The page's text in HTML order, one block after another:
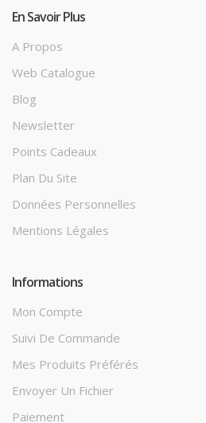
En Savoir Plus
A Propos
Web Catalogue
Blog
Newsletter
Points Cadeaux
Plan Du Site
Données Personnelles
Mentions Légales
Informations
Mon Compte
Suivi De Commande
Mes Produits Préférés
Envoyer Un Fichier
Paiement